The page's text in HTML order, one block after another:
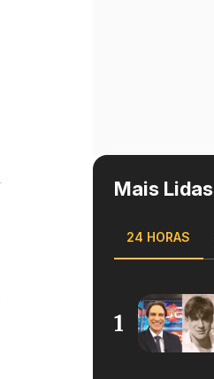
Mais Lidas
24 HORAS
1